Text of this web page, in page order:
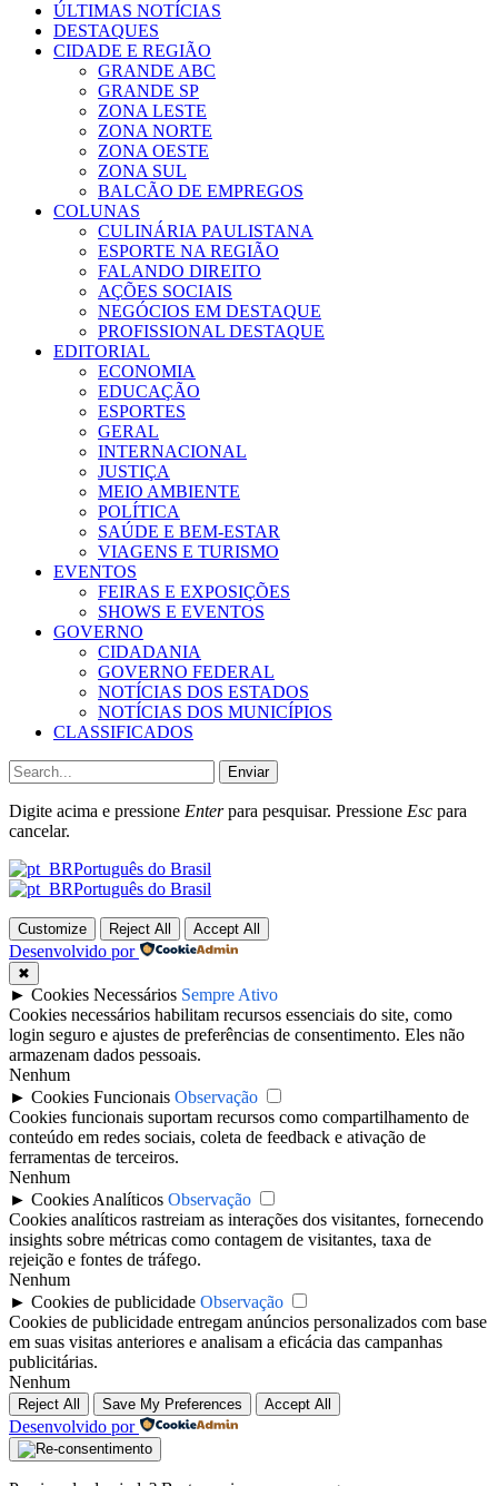
ÚLTIMAS NOTÍCIAS
DESTAQUES
CIDADE E REGIÃO
GRANDE ABC
GRANDE SP
ZONA LESTE
ZONA NORTE
ZONA OESTE
ZONA SUL
BALCÃO DE EMPREGOS
COLUNAS
CULINÁRIA PAULISTANA
ESPORTE NA REGIÃO
FALANDO DIREITO
AÇÕES SOCIAIS
NEGÓCIOS EM DESTAQUE
PROFISSIONAL DESTAQUE
EDITORIAL
ECONOMIA
EDUCAÇÃO
ESPORTES
GERAL
INTERNACIONAL
JUSTIÇA
MEIO AMBIENTE
POLÍTICA
SAÚDE E BEM-ESTAR
VIAGENS E TURISMO
EVENTOS
FEIRAS E EXPOSIÇÕES
SHOWS E EVENTOS
GOVERNO
CIDADANIA
GOVERNO FEDERAL
NOTÍCIAS DOS ESTADOS
NOTÍCIAS DOS MUNICÍPIOS
CLASSIFICADOS
Enviar
Digite acima e pressione Enterpara pesquisar. Pressione Esc para
cancelar.
Português do Brasil
Português do Brasil
Customize Reject All Accept All
Desenvolvido por
✖
► Cookies Necessários Sempre Ativo
Cookies necessários habilitam recursos essenciais do site, como
login seguro e ajustes de preferências de consentimento. Eles não
armazenam dados pessoais.
Nenhum
► Cookies Funcionais Observação
Cookies funcionais suportam recursos como compartilhamento de
conteúdo em redes sociais, coleta de feedback e ativação de
ferramentas de terceiros.
Nenhum
► Cookies Analíticos Observação
Cookies analíticos rastreiam as interações dos visitantes, fornecendo
insights sobre métricas como contagem de visitantes, taxa de
rejeição e fontes de tráfego.
Nenhum
► Cookies de publicidade Observação
Cookies de publicidade entregam anúncios personalizados com base
em suas visitas anteriores e analisam a eficácia das campanhas
publicitárias.
Nenhum
Reject All Save My Preferences Accept All
Desenvolvido por